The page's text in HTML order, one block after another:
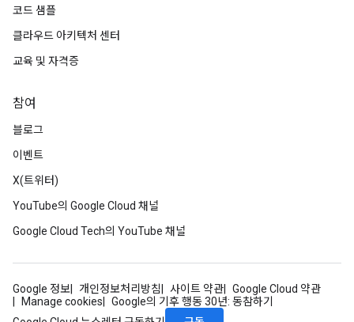
코드 샘플
클라우드 아키텍처 센터
교육 및 자격증
참여
블로그
이벤트
X(트위터)
YouTube의 Google Cloud 채널
Google Cloud Tech의 YouTube 채널
Google 정보 개인정보처리방침 사이트 약관
Google Cloud 약관
Manage cookies
Google의 기후 행동 30년: 동참하기